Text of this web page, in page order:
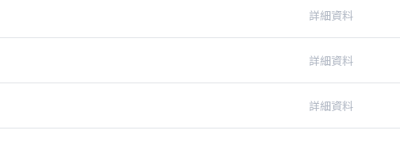
詳細資料
詳細資料
詳細資料